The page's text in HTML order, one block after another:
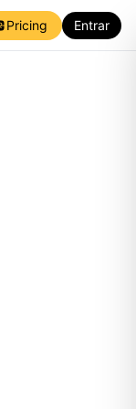
Pricing Entrar